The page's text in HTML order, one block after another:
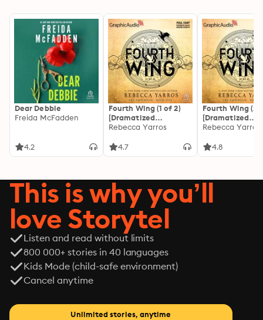
Dear Debbie
Freida McFadden
4.2
Fourth Wing (1 of 2)
[Dramatized
Adaptation]: The
Rebecca Yarros
4.7
Fourth Wing (2
[Dramatized
Adaptation]:
Rebecca Yarros
4.8
This is why you’ll
love Storytel
Listen and read without limits
800 000+ stories in 40 languages
Kids Mode (child-safe environment)
Cancel anytime
Unlimited stories, anytime